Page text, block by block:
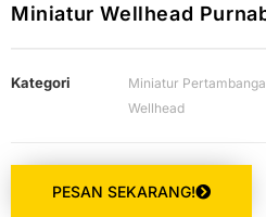
Miniatur Wellhead
Kategori Miniatur
Wellhead
PESAN SEKARANG!